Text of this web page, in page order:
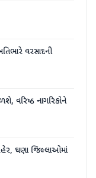
વરસાદની
વરિષ્ઠ નાગરિકોને
ઘણા જિલ્લાઓમાં